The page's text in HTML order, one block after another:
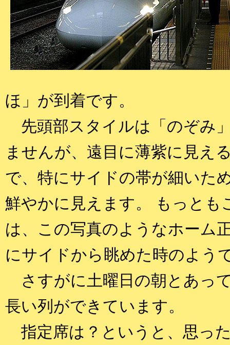
ほ」が到着です。
先頭部スタイルは「のぞみ
ませんが、遠目に薄紫に見え
で、特にサイドの帯が細いた
鮮やかに見えます。 もっとも
は、この写真のようなホーム
にサイドから眺めた時のよう
さすがに土曜日の朝とあっ
長い列ができています。
指定席は？というと、思っ